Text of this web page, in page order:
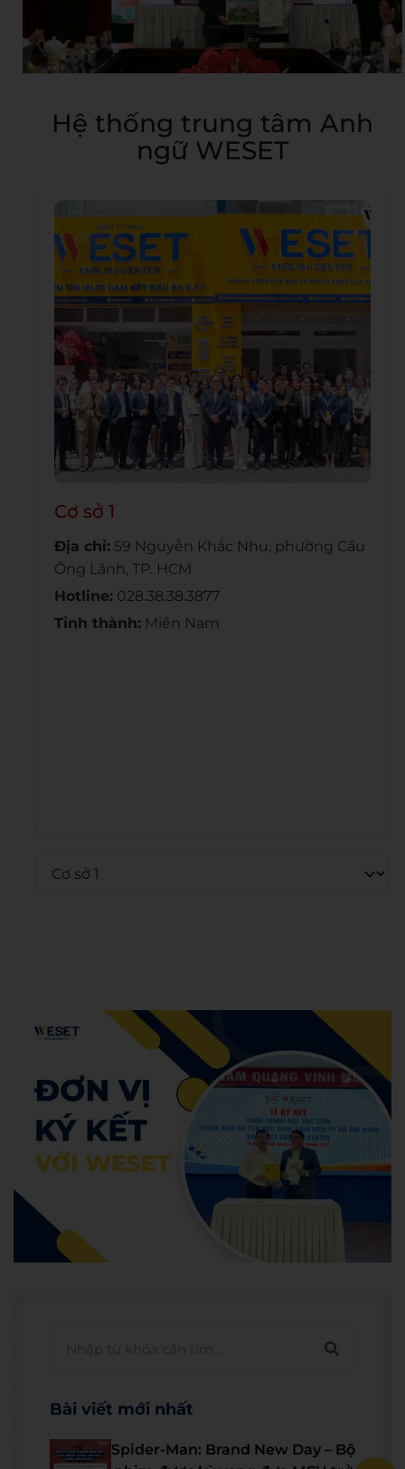
Hệ thống trung tâm Anh
ngữ WESET
Cơ sở 1
Địa chỉ: 59 Nguyễn Khắc Nhu, phường Cầu
Ông Lãnh, TP. HCM
Hotline: 028.38.38.3877
Tỉnh thành: Miền Nam
Bài viết mới nhất
Spider-Man: Brand New Day – Bộ